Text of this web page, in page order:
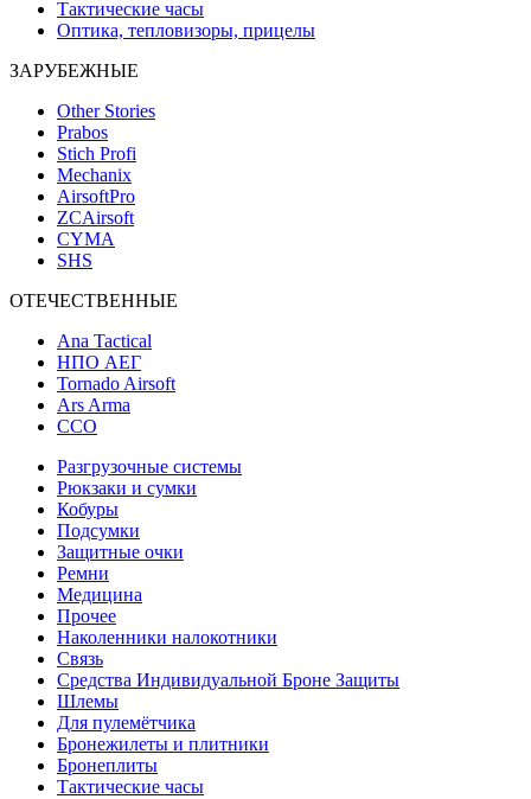
Тактические часы
Оптика, тепловизоры, прицелы
ЗАРУБЕЖНЫЕ
Other Stories
Prabos
Stich Profi
Mechanix
AirsoftPro
ZCAirsoft
CYMA
SHS
ОТЕЧЕСТВЕННЫЕ
Ana Tactical
НПО АЕГ
Tornado Airsoft
Ars Arma
ССО
Разгрузочные системы
Рюкзаки и сумки
Кобуры
Подсумки
Защитные очки
Ремни
Медицина
Прочее
Наколенники налокотники
Связь
Средства Индивидуальной Броне Защиты
Шлемы
Для пулемётчика
Бронежилеты и плитники
Бронеплиты
Тактические часы